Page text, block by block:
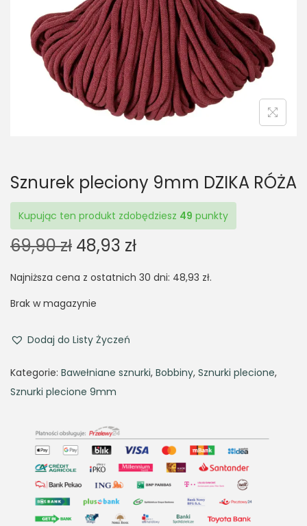
t
i
o
n
t
Sznurek pleciony 9mm DZIKA RÓŻA
Kupując ten produkt zdobędziesz 49 punkty
69,90zł O
i
g
n
l
p
i
c
e
w
a
48,93 złC
r
p
c
e
i
s
:
Najniższa cena z ostatnich 30 dni: 48,93 zł.
Brak w magazynie
Dodaj do Listy Życzeń
Kategorie: Bawełniane sznurki, Bobbiny, Sznurki plecione,
Sznurki plecione 9mm